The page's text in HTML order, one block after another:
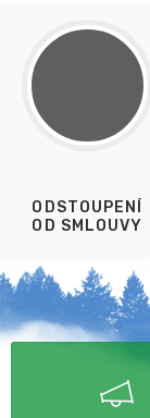
ODSTOUPENÍ
OD SMLOUVY